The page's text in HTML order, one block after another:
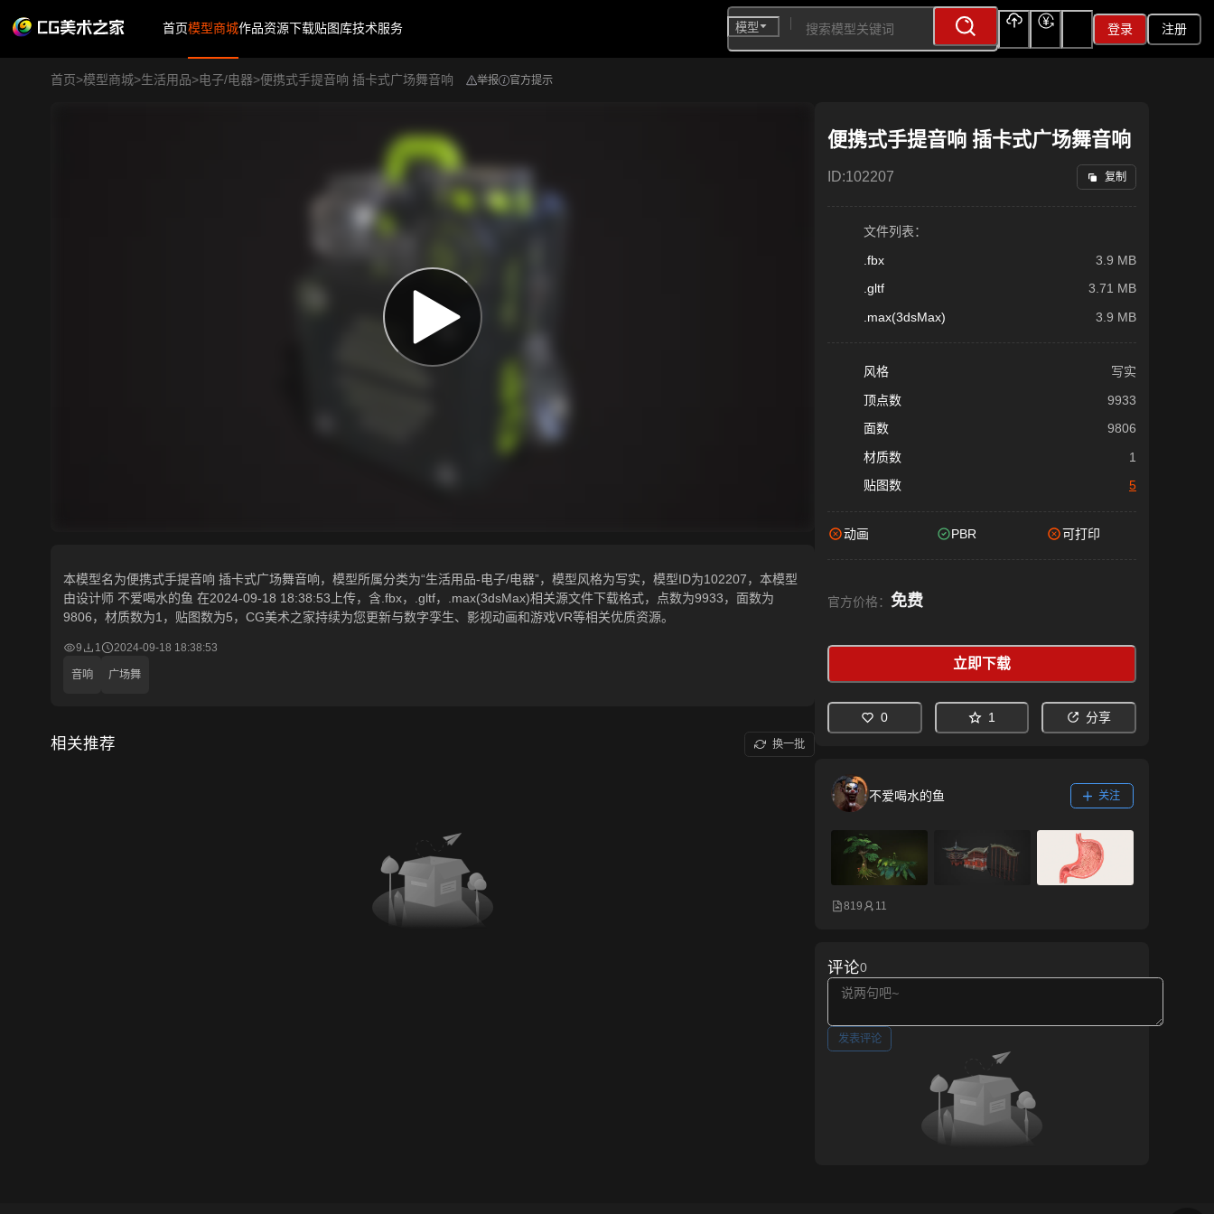
首页模型商城作品资源下载贴图库技术服务
模型
登录 注册
首页>模型商城>生活用品>电子/电器>便携式手提音响 插卡式广场舞音响 举报 官方提示
本模型名为便携式手提音响 插卡式广场舞音响，模型所属分类为“生活用品-电子/电器”，模型风格为写实，模型ID为102207，本模型
由设计师 不爱喝水的鱼 在2024-09-18 18:38:53上传，含.fbx，.gltf，.max(3dsMax)相关源文件下载格式，点数为9933，面数为
9806，材质数为1，贴图数为5，CG美术之家持续为您更新与数字孪生、影视动画和游戏VR等相关优质资源。
9 1 2024-09-18 18:38:53
音响 广场舞
相关推荐 换一批
便携式手提音响 插卡式广场舞音响
ID:102207 复制
文件列表：
.fbx
3.9 MB
.gltf
3.71 MB
.max(3dsMax)
3.9 MB
风格
写实
顶点数
9933
面数
9806
材质数
1
贴图数
5
动画 PBR 可打印
官方价格： 免费
立即下载
0 1 分享
不爱喝水的鱼 关注
819 11
评论0
发表评论